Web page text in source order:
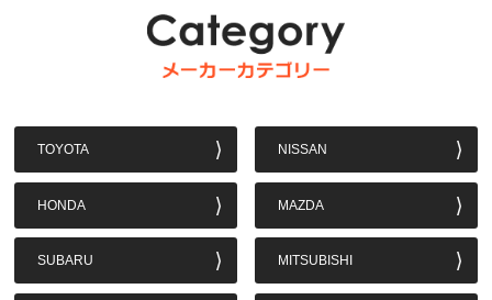
TOYOTA NISSAN
HONDA MAZDA
SUBARU MITSUBISHI